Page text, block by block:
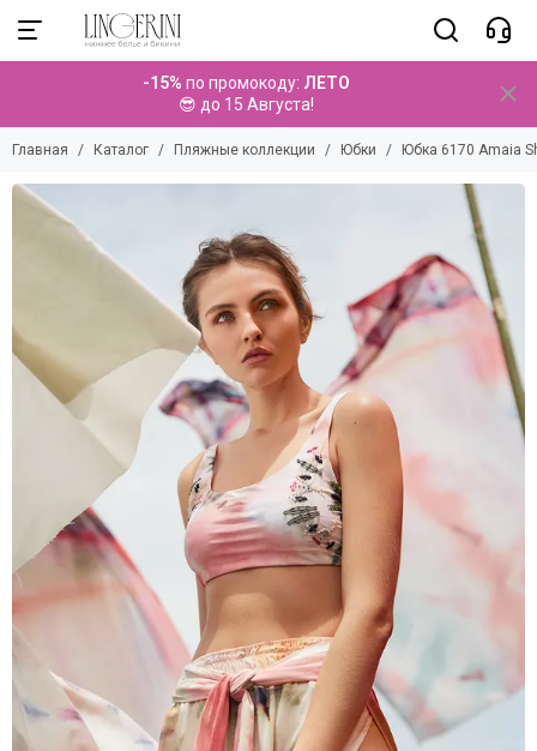
Пляжные коллекции
Смотреть все товары
Купальники
Парео
Брюки
Топы
Шорты
Юбки
Аксессуары
Детские коллекции
Мужские коллекции
-15% по промокоду: ЛЕТО
😎 до 15 Августа!
Главная Каталог Пляжные коллекции Юбки Юбка 6170 Amaia